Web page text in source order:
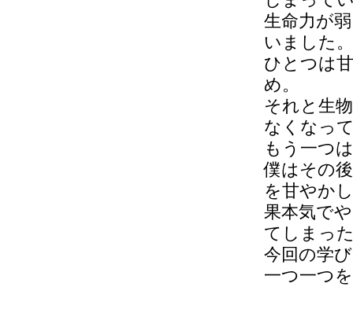
生命力が
いました。
ひとつは
め。
それと生
なくなっ
もう一つ
僕はその
を甘やか
果本気で
てしまっ
今回の学
一つ一つ